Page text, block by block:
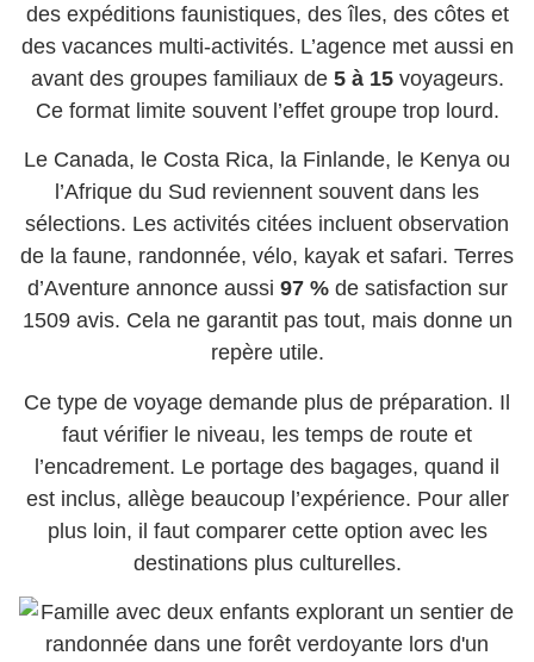
des expéditions faunistiques, des îles, des côtes et
des vacances multi-activités. L’agence met aussi en
avant des groupes familiaux de 5 à 15voyageurs.
Ce format limite souvent l’effet groupe trop lourd.
Le Canada, le Costa Rica, la Finlande, le Kenya ou
l’Afrique du Sud reviennent souvent dans les
sélections. Les activités citées incluent observation
de la faune, randonnée, vélo, kayak et safari. Terres
d’Aventure annonce aussi 97 %de satisfaction sur
1509 avis. Cela ne garantit pas tout, mais donne un
repère utile.
Ce type de voyage demande plus de préparation. Il
faut vérifier le niveau, les temps de route et
l’encadrement. Le portage des bagages, quand il
est inclus, allège beaucoup l’expérience. Pour aller
plus loin, il faut comparer cette option avec les
destinations plus culturelles.